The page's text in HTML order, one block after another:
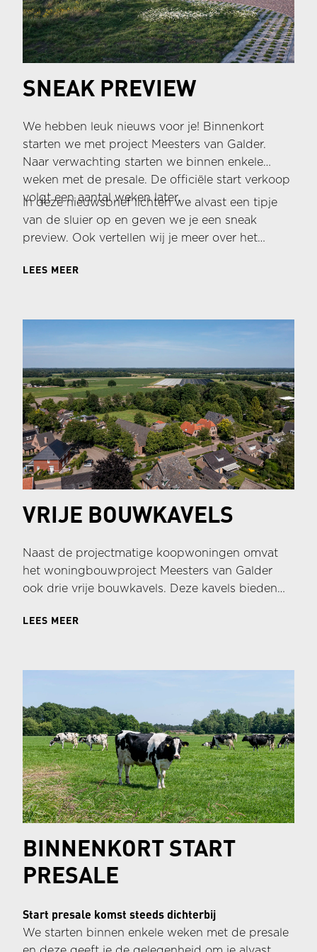
SNEAK PREVIEW
We hebben leuk nieuws voor je! Binnenkort
starten we met project Meesters van Galder.
Naar verwachting starten we binnen enkele
weken met de presale. De officiële start verkoop
volgt een aantal weken later.
In deze nieuwsbrief lichten we alvast een tipje
van de sluier op en geven we je een sneak
preview. Ook vertellen wij je meer over het
weet wat je de komende tijd van ons kunt
LEES MEER
VRIJE BOUWKAVELS
Naast de projectmatige koopwoningen omvat
het woningbouwproject Meesters van Galder
ook drie vrije bouwkavels. Deze kavels bieden
woning volledig naar eigen wens en ontwerp te
LEES MEER
BINNENKORT START
PRESALE
Start presale komst steeds dichterbij
We starten binnen enkele weken met de presale